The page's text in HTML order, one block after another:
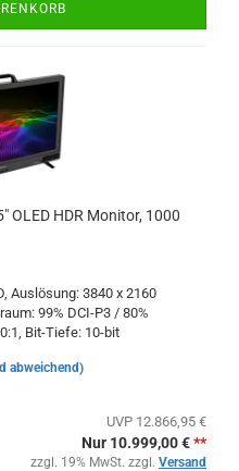
OLED HDR Monitor, 1000
Auslösung: 3840 x 2160
99% DCI-P3 / 80%
Bit-Tiefe: 10-bit
abweichend)
UVP 12.866,95 €
Nur 10.999,00 €**
zzgl. 19% MwSt. zzgl. Versand